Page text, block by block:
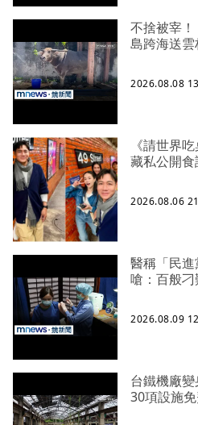
不捨被宰
島跨海送雲
2026.08.08
《請世界
藏私公開
2026.08.06
醫稱「民
嗆：百般刁
2026.08.09
台鐵機廠
30項設施